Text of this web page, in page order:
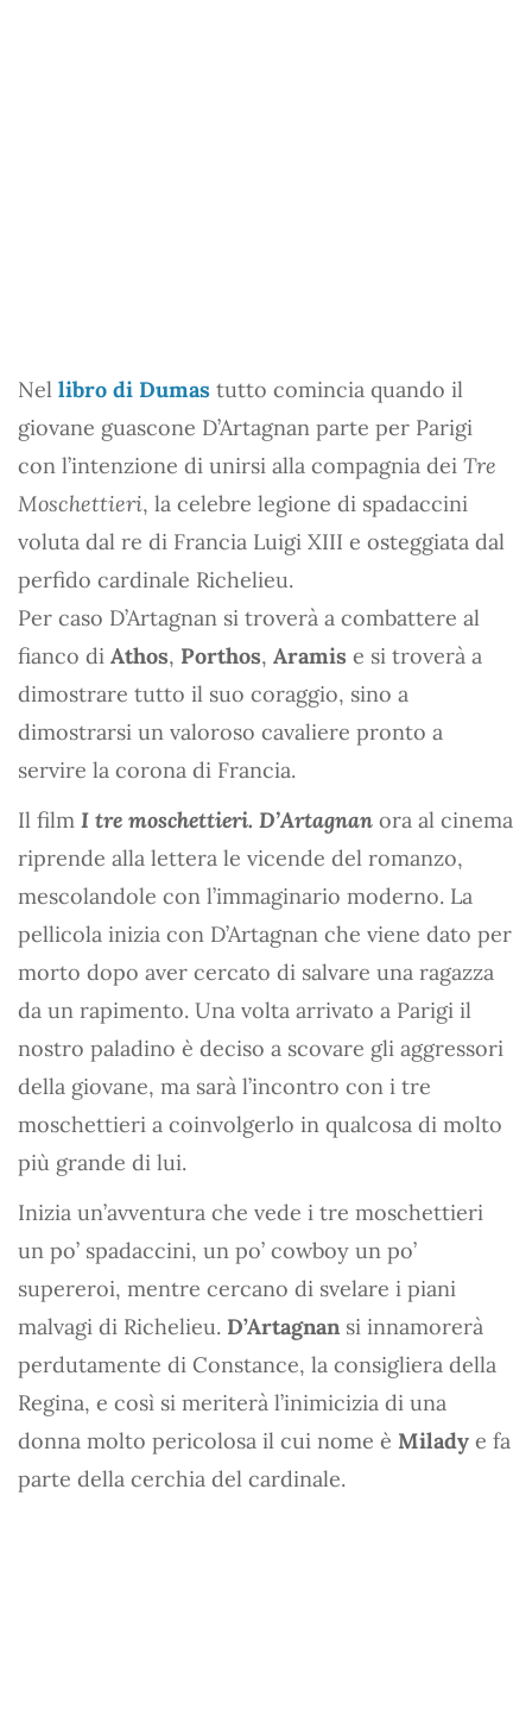
Nel libro di Dumas tutto comincia quando il
giovane guascone D’Artagnan parte per Parigi
con l’intenzione di unirsi alla compagnia dei Tre
Moschettieri, la celebre legione di spadaccini
voluta dal re di Francia Luigi XIII e osteggiata dal
perfido cardinale Richelieu.
Per caso D’Artagnan si troverà a combattere al
fianco di Athos, Porthos, Aramis e si troverà a
dimostrare tutto il suo coraggio, sino a
dimostrarsi un valoroso cavaliere pronto a
servire la corona di Francia.
Il film I tre moschettieri. D’Artagnan ora al cinema
riprende alla lettera le vicende del romanzo,
mescolandole con l’immaginario moderno. La
pellicola inizia con D’Artagnan che viene dato per
morto dopo aver cercato di salvare una ragazza
da un rapimento. Una volta arrivato a Parigi il
nostro paladino è deciso a scovare gli aggressori
della giovane, ma sarà l’incontro con i tre
moschettieri a coinvolgerlo in qualcosa di molto
più grande di lui.
Inizia un’avventura che vede i tre moschettieri
un po’ spadaccini, un po’ cowboy un po’
supereroi, mentre cercano di svelare i piani
malvagi di Richelieu. D’Artagnan si innamorerà
perdutamente di Constance, la consigliera della
Regina, e così si meriterà l’inimicizia di una
donna molto pericolosa il cui nome è Milady e fa
parte della cerchia del cardinale.